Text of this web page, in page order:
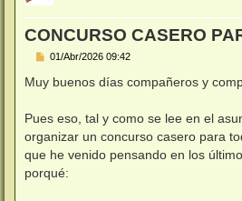
CONCURSO CASERO
M
n
s
e
01/Abr/2026 09:42
Muy buenos días compañeros y
Pues eso, tal y como se lee en el
organizar un concurso casero para
que he venido pensando en los
porqué: